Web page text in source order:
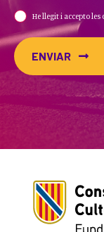
- 3 unitats
l’associació
de la
professorat
l’alumnat.
El divendres
mitjançant
l’etiqueta
He llegit i accepto
ENVIAR